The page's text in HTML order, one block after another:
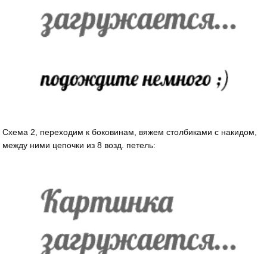
Схема 2, переходим к боковинам, вяжем столбиками с накидом,
между ними цепочки из 8 возд. петель: